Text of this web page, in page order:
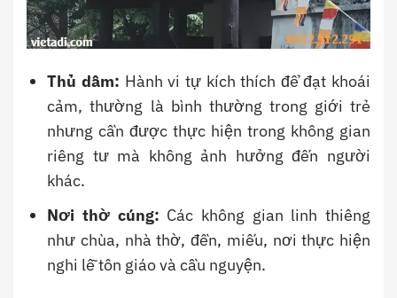
Thủ dâm: Hành vi tự kích thích để đạt khoái
cảm, thường là bình thường trong giới trẻ
nhưng cần được thực hiện trong không gian
riêng tư mà không ảnh hưởng đến người
khác.
Nơi thờ cúng: Các không gian linh thiêng
như chùa, nhà thờ, đền, miếu, nơi thực hiện
nghi lễ tôn giáo và cầu nguyện.